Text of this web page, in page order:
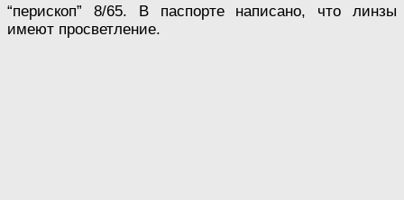
“перископ” 8/65. В паспорте написано, что линзы
имеют просветление.